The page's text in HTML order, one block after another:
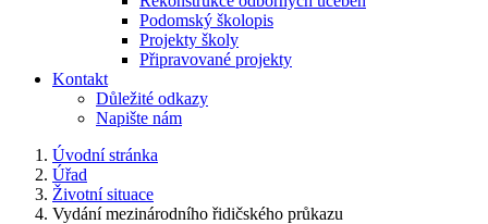
Podomský školopis
Projekty školy
Připravované projekty
Kontakt
Důležité odkazy
Napište nám
Úvodní stránka
Úřad
Životní situace
Vydání mezinárodního řidičského průkazu